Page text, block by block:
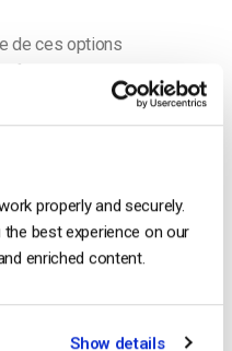
properly and securely.
best experience on our
enriched content.
Show details
de ces options
y a à payer pour utiliser
VIDÉO PRIVÉ
PUBLIQUES